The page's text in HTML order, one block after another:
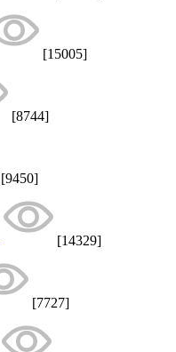
[15005]
[8744]
[9450]
[14329]
[7727]